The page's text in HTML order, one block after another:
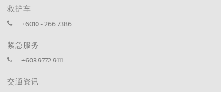
救护车:
+6010 - 266 7386
紧急服务
+603 9772 9111
交通资讯